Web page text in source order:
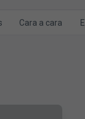
Cara a cara